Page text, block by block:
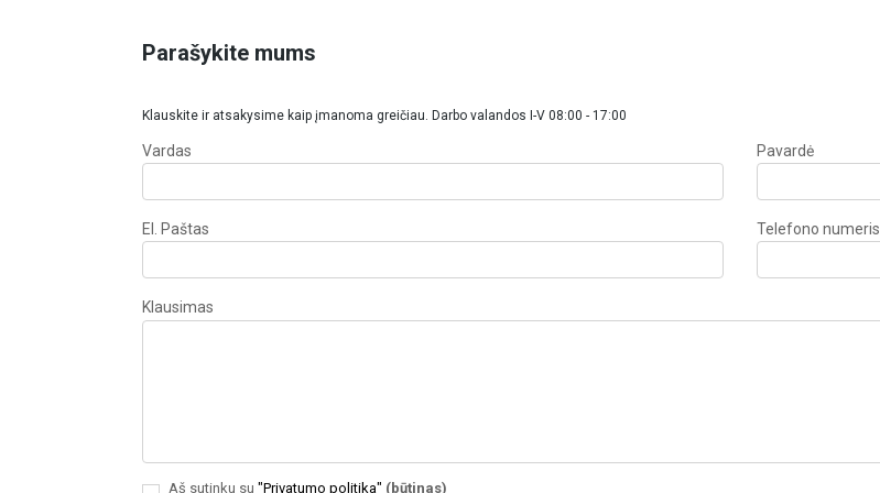
Parašykite mums
Klauskite ir atsakysime kaip įmanoma greičiau. Darbo valandos I-V 08:00 - 17:00
Vardas Pavardė
El. Paštas Telefono numeris
Klausimas
Aš sutinku su "Privatumo politika" (būtinas)